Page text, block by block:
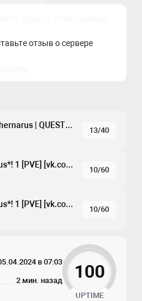
отзыв о сервере
TWINKLE Play #1 | PVE | Chernarus | QUESTS | AUTOEVENTS
13/40
!*ВДАЛИ от ЖЁН Chernarus*! 1 [PVE] [vk.com/vdzh_pve]
10/60
!*ВДАЛИ от ЖЁН Chernarus*! 1 [PVE] [vk.com/vdzh_pve]
10/60
в 07:03
2 мин. назад 100
UPTIME